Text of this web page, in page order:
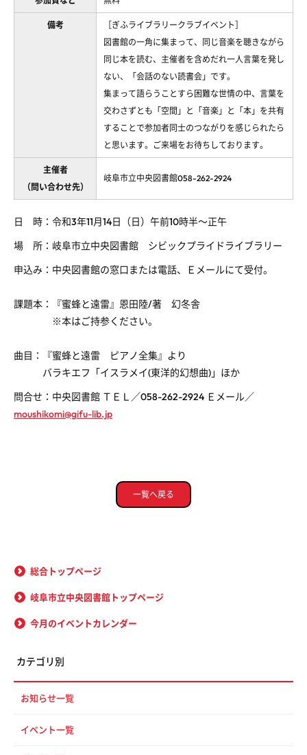
備考
［ぎふライブラリークラブイベント］
図書館の一角に集まって、同じ音楽を聴きながら
同じ本を読む、主催者を含めだれ一人言葉を発し
ない、「会話のない読書会」です。
集まって語らうことすら困難な世情の中、言葉を
交わさずとも「空間」と「音楽」と「本」を共有
することで参加者同士のつながりを感じられたら
と思います。ご来場をお待ちしております。
主催者
（問い合わせ先）
岐阜市立中央図書館058-262-2924
日 時：令和3年11月14日（日）午前10時半～正午
場 所：岐阜市立中央図書館 シビックプライドライブラリー
申込み：中央図書館の窓口または電話、Ｅメールにて受付。
課題本：『蜜蜂と遠雷』恩田陸/著 幻冬舎
※本はご持参ください。
曲目：『蜜蜂と遠雷 ピアノ全集』より
バラキエフ「イスラメイ(東洋的幻想曲)」ほか
問合せ：中央図書館 ＴＥＬ／058-262-2924 Ｅメール／
moushikomi@gifu-lib.jp
一覧へ戻る
総合トップページ
岐阜市立中央図書館トップページ
今月のイベントカレンダー
カテゴリ別
お知らせ一覧
イベント一覧